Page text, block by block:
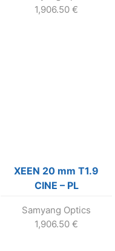
1,906.50 €
XEEN 20 mm T1.9
CINE – PL
Samyang Optics
1,906.50 €